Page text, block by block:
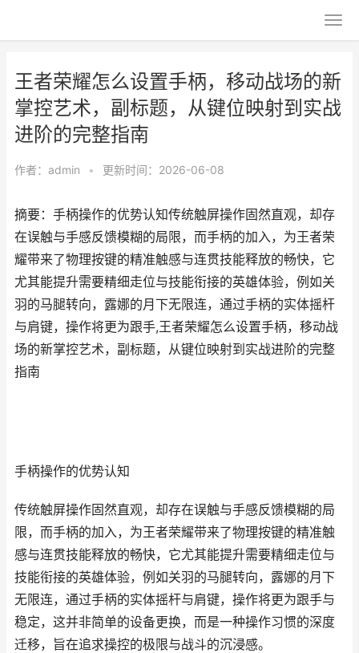
王者荣耀怎么设置手柄，移动战场的新
掌控艺术，副标题，从键位映射到实战
进阶的完整指南
作者： admin • 更新时间：2026-06-08
摘要：手柄操作的优势认知传统触屏操作固然直观，却存
在误触与手感反馈模糊的局限，而手柄的加入，为王者荣
耀带来了物理按键的精准触感与连贯技能释放的畅快，它
尤其能提升需要精细走位与技能衔接的英雄体验，例如关
羽的马腿转向，露娜的月下无限连，通过手柄的实体摇杆
与肩键，操作将更为跟手,王者荣耀怎么设置手柄，移动战
场的新掌控艺术，副标题，从键位映射到实战进阶的完整
指南
手柄操作的优势认知
传统触屏操作固然直观，却存在误触与手感反馈模糊的局
限，而手柄的加入，为王者荣耀带来了物理按键的精准触
感与连贯技能释放的畅快，它尤其能提升需要精细走位与
技能衔接的英雄体验，例如关羽的马腿转向，露娜的月下
无限连，通过手柄的实体摇杆与肩键，操作将更为跟手与
稳定，这并非简单的设备更换，而是一种操作习惯的深度
迁移，旨在追求操控的极限与战斗的沉浸感。